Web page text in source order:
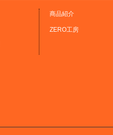
商品紹介
ZERO工房